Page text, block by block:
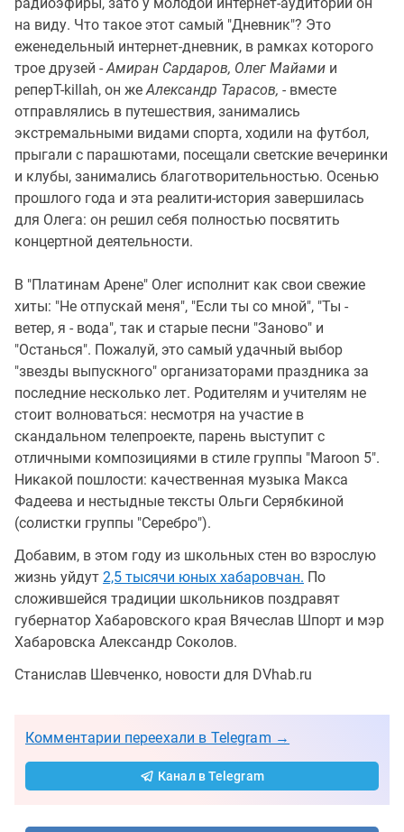
на виду. Что такое этот самый "Дневник"? Это
еженедельный интернет-дневник, в рамках которого
трое друзей -Амиран Сардаров, Олег Майами и
реперT-killah, он жеАлександр Тарасов, - вместе
отправлялись в путешествия, занимались
экстремальными видами спорта, ходили на футбол,
прыгали с парашютами, посещали светские вечеринки
и клубы, занимались благотворительностью. Осенью
прошлого года и эта реалити-история завершилась
для Олега: он решил себя полностью посвятить
концертной деятельности.
В "Платинам Арене" Олег исполнит как свои свежие
хиты: "Не отпускай меня", "Если ты со мной", "Ты -
ветер, я - вода", так и старые песни "Заново" и
"Останься". Пожалуй, это самый удачный выбор
"звезды выпускного" организаторами праздника за
последние несколько лет. Родителям и учителям не
стоит волноваться: несмотря на участие в
скандальном телепроекте, парень выступит с
отличными композициями в стиле группы "Maroon 5".
Никакой пошлости: качественная музыка Макса
Фадеева и нестыдные тексты Ольги Серябкиной
(солистки группы "Серебро").
Добавим, в этом году из школьных стен во взрослую
жизнь уйдут 2,5 тысячи юных хабаровчан. По
сложившейся традиции школьников поздравят
губернатор Хабаровского края Вячеслав Шпорт и мэр
Хабаровска Александр Соколов.
Станислав Шевченко, новости для DVhab.ru
Комментарии переехали в Telegram →
Канал в Telegram